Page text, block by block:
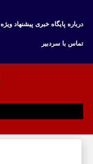
درباره پایگاه خبری پیشنهاد ویژه
تماس با سردبیر